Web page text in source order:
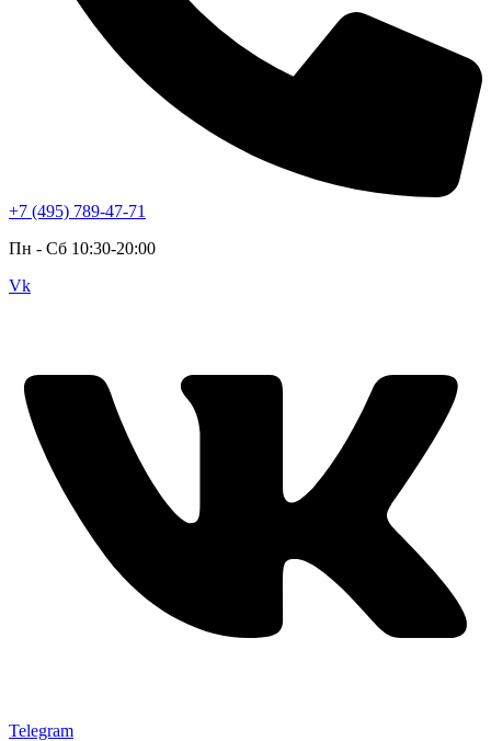
+7 (495) 789-47-71
Пн - Cб 10:30-20:00
Vk
Telegram